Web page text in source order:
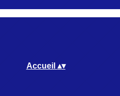
Accueil ▴▾